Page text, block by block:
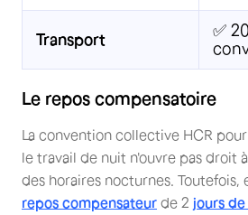
Transport
✅
Le repos compensatoire
La convention collective HCR
le travail de nuit n'ouvre pas droit
des horaires nocturnes. Toutefois,
repos compensateur de 2 jours